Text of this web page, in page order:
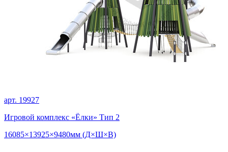
арт. 19927
Игровой комплекс «Ёлки» Тип 2
16085×13925×9480мм (Д×Ш×В)